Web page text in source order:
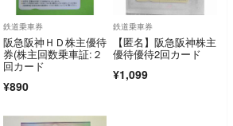
鉄道乗車券
阪急阪神ＨＤ株主優待
券(株主回数乗車証:２
回カード
¥890
鉄道乗車券
【匿名】阪急阪神株主
優待優待2回カード
¥1,099